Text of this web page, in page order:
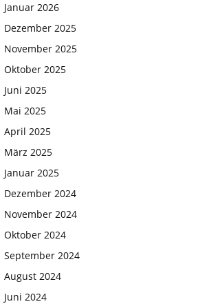
Januar 2026
Dezember 2025
November 2025
Oktober 2025
Juni 2025
Mai 2025
April 2025
März 2025
Januar 2025
Dezember 2024
November 2024
Oktober 2024
September 2024
August 2024
Juni 2024